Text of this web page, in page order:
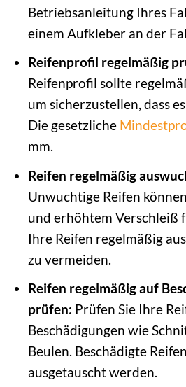
Betriebsanleitung Ihres
einem Aufkleber an der
Reifenprofil regelmäßig
Reifenprofil sollte
um sicherzustellen, dass
Die gesetzliche
mm.
Reifen regelmäßig
Unwuchtige Reifen
und erhöhtem Verschleiß
Ihre Reifen regelmäßig
zu vermeiden.
Reifen regelmäßig auf
prüfen: Prüfen Sie Ihre
Beschädigungen wie
Beulen. Beschädigte
ausgetauscht werden.